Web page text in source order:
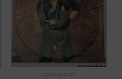
СИНТИ-ПОП